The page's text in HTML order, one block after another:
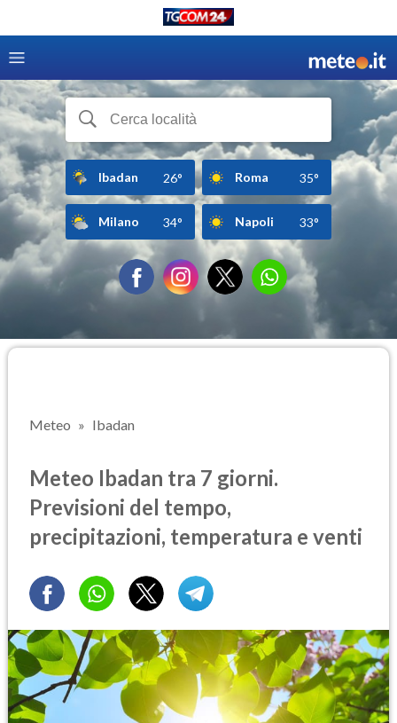
Ibadan 26° Roma 35°
Milano 34° Napoli 33°
Meteo Ibadan
Meteo Ibadan tra 7 giorni.
Previsioni del tempo,
precipitazioni, temperatura e venti